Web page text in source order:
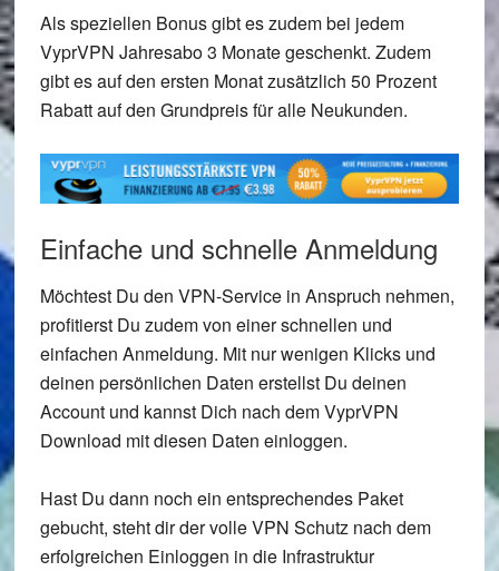
Als speziellen Bonus gibt es zudem bei jedem
VyprVPN Jahresabo 3 Monate geschenkt. Zudem
gibt es auf den ersten Monat zusätzlich 50 Prozent
Rabatt auf den Grundpreis für alle Neukunden.
Einfache und schnelle Anmeldung
Möchtest Du den VPN-Service in Anspruch nehmen,
profitierst Du zudem von einer schnellen und
einfachen Anmeldung. Mit nur wenigen Klicks und
deinen persönlichen Daten erstellst Du deinen
Account und kannst Dich nach dem VyprVPN
Download mit diesen Daten einloggen.
Hast Du dann noch ein entsprechendes Paket
gebucht, steht dir der volle VPN Schutz nach dem
erfolgreichen Einloggen in die Infrastruktur